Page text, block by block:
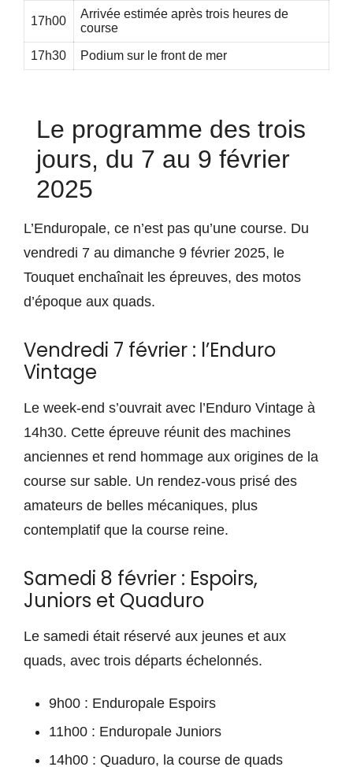
17h00
Arrivée estimée après trois heures de
course
17h30 Podium sur le front de mer
Le programme des trois
jours, du 7 au 9 février
2025
L’Enduropale, ce n’est pas qu’une course. Du
vendredi 7 au dimanche 9 février 2025, le
Touquet enchaînait les épreuves, des motos
d’époque aux quads.
Vendredi 7 février : l’Enduro
Vintage
Le week-end s’ouvrait avec l’Enduro Vintage à
14h30. Cette épreuve réunit des machines
anciennes et rend hommage aux origines de la
course sur sable. Un rendez-vous prisé des
amateurs de belles mécaniques, plus
contemplatif que la course reine.
Samedi 8 février : Espoirs,
Juniors et Quaduro
Le samedi était réservé aux jeunes et aux
quads, avec trois départs échelonnés.
9h00 : Enduropale Espoirs
11h00 : Enduropale Juniors
14h00 : Quaduro, la course de quads